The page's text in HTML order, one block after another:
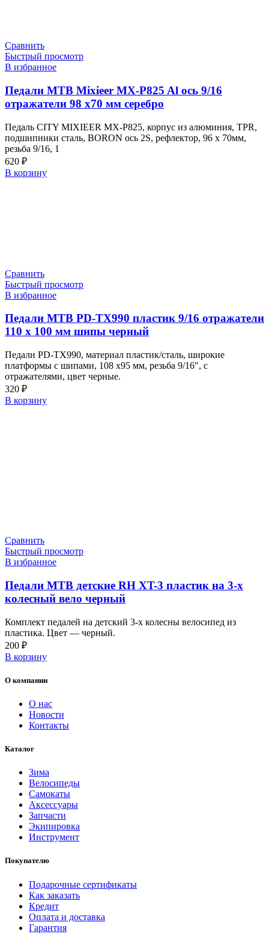
Сравнить
Быстрый просмотр
В избранное
Педали МТВ Mixieer MX-P825 Al ось 9/16
отражатели 98 х70 мм серебро
Педаль CITY MIXIEER MX-P825, корпус из алюминия, TPR,
подшипники сталь, BORON ось 2S, рефлектор, 96 х 70мм,
резьба 9/16, 1
620 ₽
В корзину
Сравнить
Быстрый просмотр
В избранное
Педали МТВ PD-TX990 пластик 9/16 отражатели
110 х 100 мм шипы черный
Педали PD-TX990, материал пластик/сталь, широкие
платформы с шипами, 108 x95 мм, резьба 9/16″, с
отражателями, цвет черные.
320 ₽
В корзину
Сравнить
Быстрый просмотр
В избранное
Педали МТВ детские RH XT-3 пластик на 3-х
колесный вело черный
Комплект педалей на детский 3-х колесны велосипед из
пластика. Цвет — черный.
200 ₽
В корзину
О компании
О нас
Новости
Контакты
Каталог
Зима
Велосипеды
Самокаты
Аксессуары
Запчасти
Экипировка
Инструмент
Покупателю
Подарочные сертификаты
Как заказать
Кредит
Оплата и доставка
Гарантия